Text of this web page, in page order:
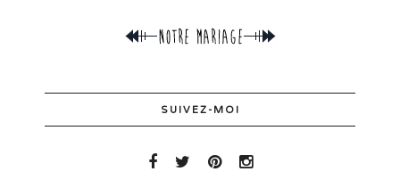
SUIVEZ-MOI